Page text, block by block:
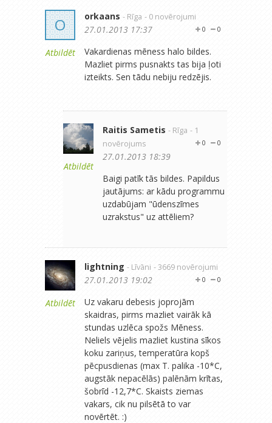
O
Atbildēt
orkaans - Rīga - 0 novērojumi
0
0
27.01.2013 17:37
Vakardienas mēness halo bildes.
Mazliet pirms pusnakts tas bija ļoti
izteikts. Sen tādu nebiju redzējis.
Atbildēt
Raitis Sametis - Rīga - 1
novērojums
0
0
27.01.2013 18:39
Baigi patīk tās bildes. Papildus
jautājums: ar kādu programmu
uzdabūjam "ūdenszīmes
uzrakstus" uz attēliem?
Atbildēt
lightning - Līvāni - 3669 novērojumi
0
0
27.01.2013 19:02
Uz vakaru debesis joprojām
skaidras, pirms mazliet vairāk kā
stundas uzlēca spožs Mēness.
Neliels vējelis mazliet kustina sīkos
koku zariņus, temperatūra kopš
pēcpusdienas (max T. palika -10*C,
augstāk nepacēlās) palēnām krītas,
šobrīd -12,7*C. Skaists ziemas
vakars, cik nu pilsētā to var
novērtēt. :)